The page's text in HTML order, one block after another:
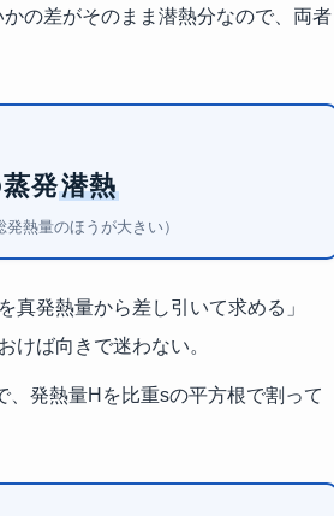
の差がそのまま潜熱分なので、両者
発潜熱
熱量のほうが大きい）
真発熱量から差し引いて求める」
ば向きで迷わない。
、発熱量Hを比重sの平方根で割って